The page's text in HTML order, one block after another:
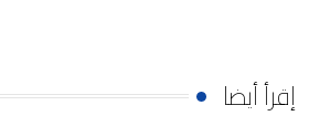
إقرأ أيضا